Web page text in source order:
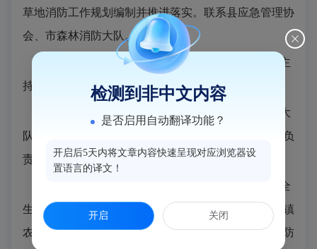
草地消防工作规划编制并推进落实。联系县应急管理协
会、市森林消防大队。
阳（党委委员、县防震减灾中心主任）：主
持县防震减灾中心全面工作。
张义用（党委委员、县应急管理综合执法
大队大
队
长）：分管综合协调科、应急管理综合执法大队；负
责事故调查工作、行业安全生产综合监管工作。
黄金勇（党委委员、三级主任科员）：分管安全
生产基础二科，负责商贸企业安全生产监管和指导城镇
农村消防监督、火灾预防、火灾扑救工作；联系县消防
检测到非中文内容
是否启用自动翻译功能？
开启后5天内将文章内容快速呈现对应浏览器设
置语言的译文！
开启 关闭